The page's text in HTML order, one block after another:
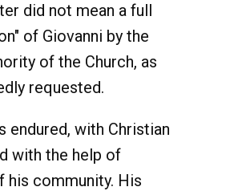
did not mean a full
of Giovanni by the
of the Church, as
requested.
endured, with Christian
with the help of
his community. His